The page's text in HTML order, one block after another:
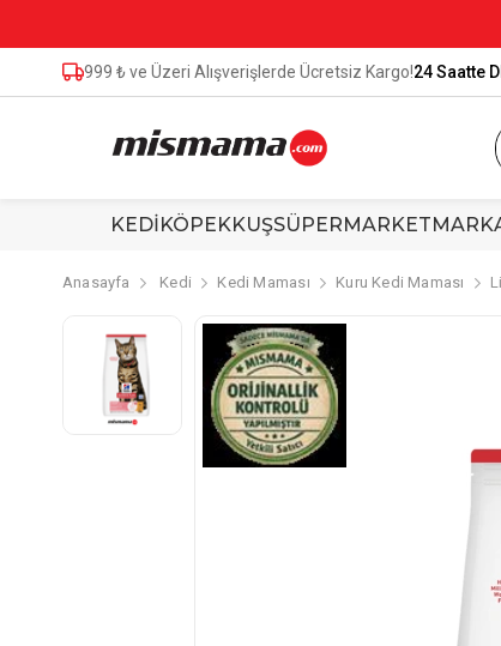
999 ₺ ve Üzeri Alışverişlerde Ücretsiz Kargo!24 Saatte
KEDİKÖPEKKUŞSÜPERMARKET
Anasayfa Kedi Kedi Maması Kuru Kedi Maması